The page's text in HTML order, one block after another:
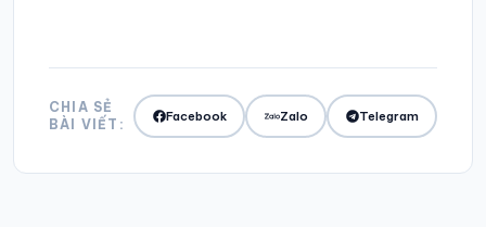
CHIA SẺ
BÀI VIẾT:
Facebook Zalo Telegram